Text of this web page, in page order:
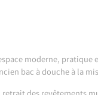
moderne, pratique
bac à douche à la